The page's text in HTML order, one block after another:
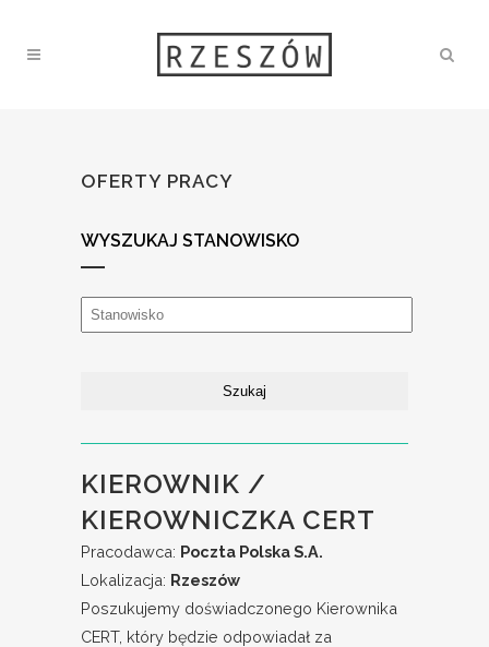
OFERTY PRACY
WYSZUKAJ STANOWISKO
KIEROWNIK /
KIEROWNICZKA CERT
Pracodawca: Poczta Polska S.A.
Lokalizacja: Rzeszów
Poszukujemy doświadczonego Kierownika
CERT, który będzie odpowiadał za